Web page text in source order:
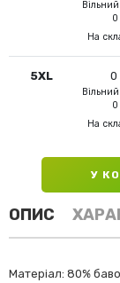
На
5XL 0
На
У
ОПИС
Матеріал: 80%